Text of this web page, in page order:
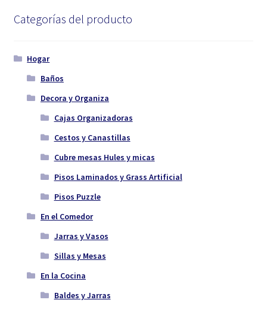
Categorías del producto
Hogar
Baños
Decora y Organiza
Cajas Organizadoras
Cestos y Canastillas
Cubre mesas Hules y micas
Pisos Laminados y Grass Artificial
Pisos Puzzle
En el Comedor
Jarras y Vasos
Sillas y Mesas
En la Cocina
Baldes y Jarras